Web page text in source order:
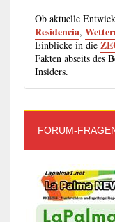
Ob aktuelle
Residencia,
Einblicke in die
Fakten abseits des
Insiders.
FORUM-